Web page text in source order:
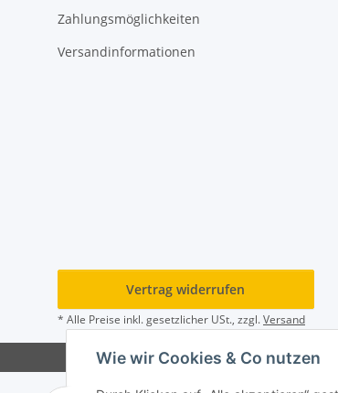
Wie wir Cookies & Co nutzen
Zahlungsmöglichkeiten
Versandinformationen
Vertrag widerrufen
* Alle Preise inkl. gesetzlicher USt., zzgl.Versand